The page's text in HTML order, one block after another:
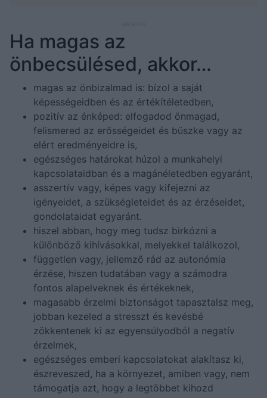
Ha magas az
önbecsülésed, akkor…
magas az önbizalmad is: bízol a saját
képességeidben és az értékítéletedben,
pozitív az énképed: elfogadod önmagad,
felismered az erősségeidet és büszke vagy az
elért eredményeidre is,
egészséges határokat húzol a munkahelyi
kapcsolataidban és a magánéletedben egyaránt,
asszertív vagy, képes vagy kifejezni az
igényeidet, a szükségleteidet és az érzéseidet,
gondolataidat egyaránt.
hiszel abban, hogy meg tudsz birkózni a
különböző kihívásokkal, melyekkel találkozol,
független vagy, jellemző rád az autonómia
érzése, hiszen tudatában vagy a számodra
fontos alapelveknek és értékeknek,
magasabb érzelmi biztonságot tapasztalsz meg,
jobban kezeled a stresszt és kevésbé
zökkentenek ki az egyensúlyodból a negatív
érzelmek,
egészséges emberi kapcsolatokat alakítasz ki,
észreveszed, ha a környezet, amiben vagy, nem
támogatja azt, hogy a legtöbbet kihozd